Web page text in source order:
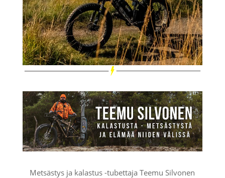
Metsästys ja kalastus -tubettaja Teemu Silvonen